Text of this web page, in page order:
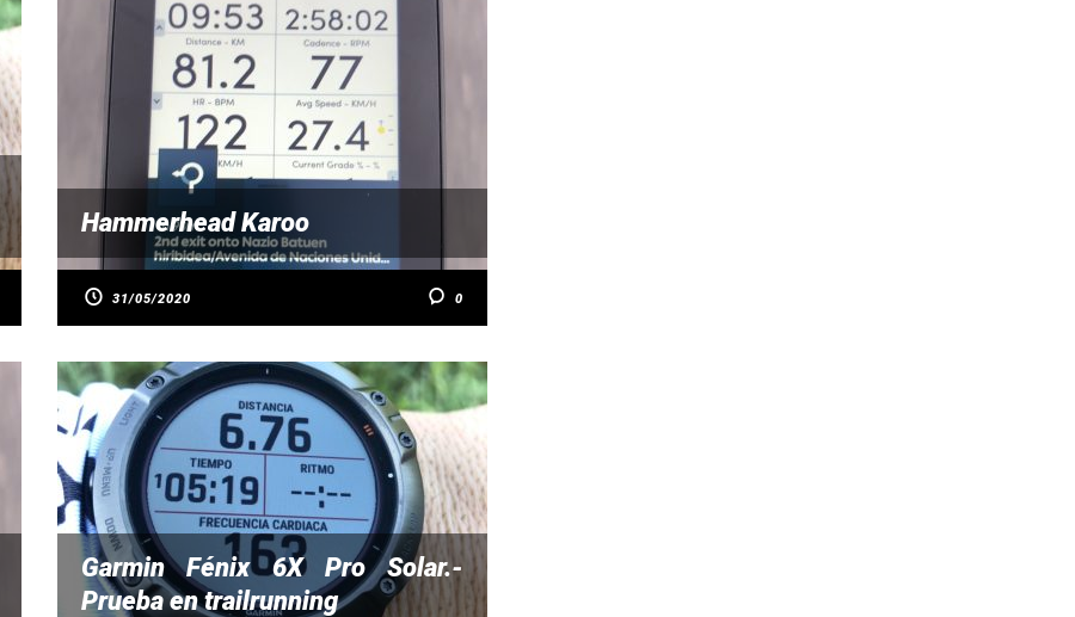
Hammerhead Karoo
31/05/2020 0
Garmin Fénix 6X Pro Solar.-
Prueba en trailrunning